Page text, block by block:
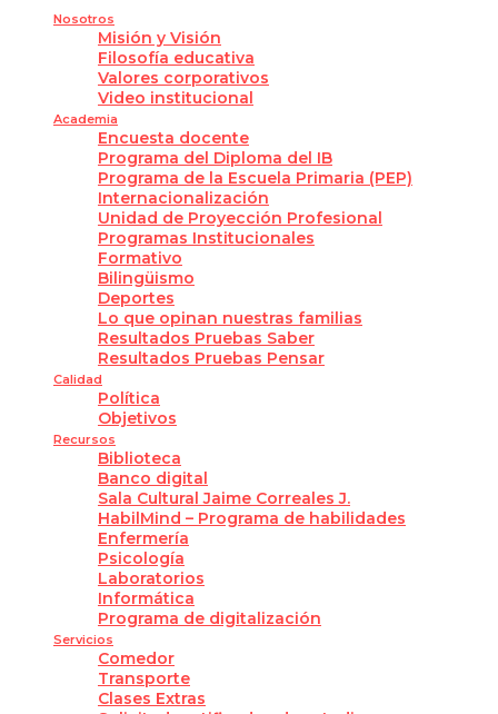
Nosotros
Misión y Visión
Filosofía educativa
Valores corporativos
Video institucional
Academia
Encuesta docente
Programa del Diploma del IB
Programa de la Escuela Primaria (PEP)
Internacionalización
Unidad de Proyección Profesional
Programas Institucionales
Formativo
Bilingüismo
Deportes
Lo que opinan nuestras familias
Resultados Pruebas Saber
Resultados Pruebas Pensar
Calidad
Política
Objetivos
Recursos
Biblioteca
Banco digital
Sala Cultural Jaime Correales J.
HabilMind – Programa de habilidades
Enfermería
Psicología
Laboratorios
Informática
Programa de digitalización
Servicios
Comedor
Transporte
Clases Extras